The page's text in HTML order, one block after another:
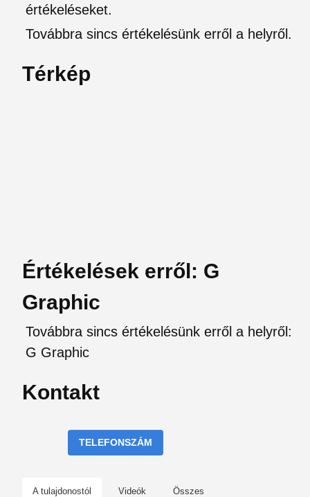
értékeléseket.
Továbbra sincs értékelésünk erről a helyről.
Térkép
Értékelések erről: G
Graphic
Továbbra sincs értékelésünk erről a helyről:
G Graphic
Kontakt
TELEFONSZÁM
A tulajdonostól Videók Összes